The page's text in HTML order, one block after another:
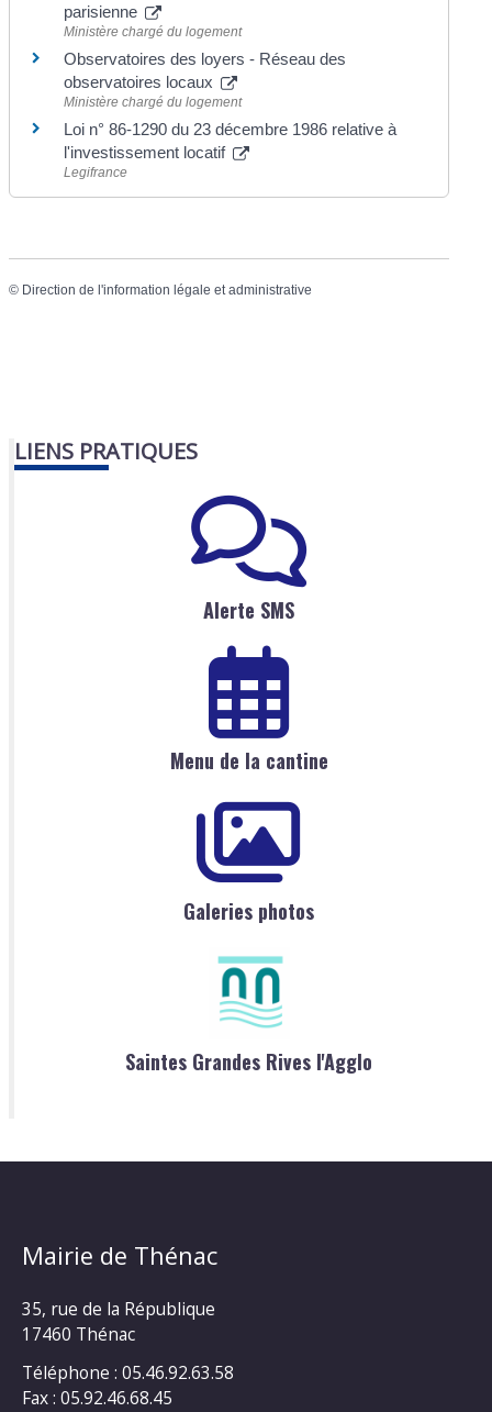
parisienne
Ministère chargé du logement
Observatoires des loyers - Réseau des
observatoires locaux
Ministère chargé du logement
Loi n° 86-1290 du 23 décembre 1986 relative à
l'investissement locatif
Legifrance
© Direction de l'information légale et administrative
LIENS PRATIQUES
Alerte SMS
Menu de la cantine
Galeries photos
Saintes Grandes Rives l'Agglo
Mairie de Thénac
35, rue de la République
17460 Thénac
Téléphone : 05.46.92.63.58
Fax : 05.92.46.68.45